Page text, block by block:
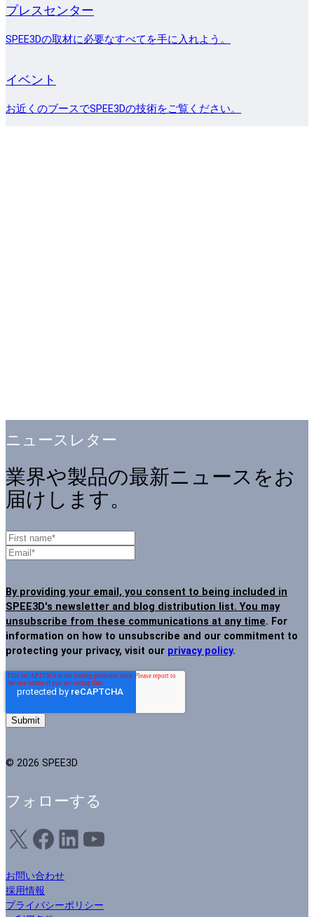
プレスセンター
SPEE3Dの取材に必要なすべてを手に入れよう。
イベント
お近くのブースでSPEE3Dの技術をご覧ください。
ニュースレター
業界や製品の最新ニュースをお
届けします。
By providing your email, you consent to being included in
SPEE3D's newsletter and blog distribution list. You may
unsubscribe from these communications at any time. For
information on how to unsubscribe and our commitment to
protecting your privacy, visit our privacy policy.
© 2026 SPEE3D
フォローする
X フェイスブックLinkedIn ユーチューブ
お問い合わせ
採用情報
プライバシーポリシー